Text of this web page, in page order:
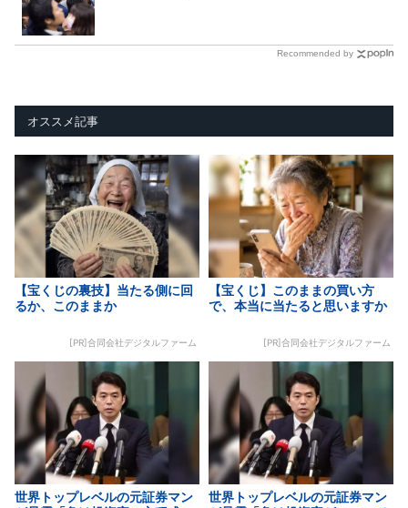
Recommended by
オススメ記事
【宝くじの裏技】当たる側に回
るか、このままか
[PR]合同会社デジタルファーム
【宝くじ】このままの買い方
で、本当に当たると思いますか
[PR]合同会社デジタルファーム
世界トップレベルの元証券マン
世界トップレベルの元証券マン